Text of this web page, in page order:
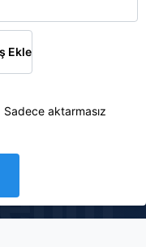
Ekle
Sadece aktarmasız